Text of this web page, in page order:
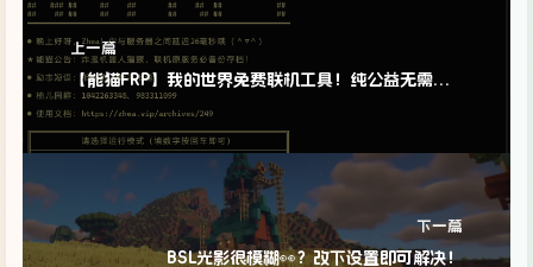
上一篇
下一篇
BSL光影很模糊👀？改下设置即可解决！